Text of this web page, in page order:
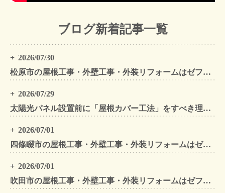
ブログ新着記事一覧
2026/07/30
松原市の屋根工事・外壁工事・外装リフォームはゼファン！松原市内の工事事例もご紹介
2026/07/29
太陽光パネル設置前に「屋根カバー工法」をすべき理由！葺き替えとの違いや費用・雨漏り対策をプロが解説
2026/07/01
四條畷市の屋根工事・外壁工事・外装リフォームはゼファン！四條畷内の工事事例もご紹介
2026/07/01
吹田市の屋根工事・外壁工事・外装リフォームはゼファン！吹田市内の工事事例もご紹介